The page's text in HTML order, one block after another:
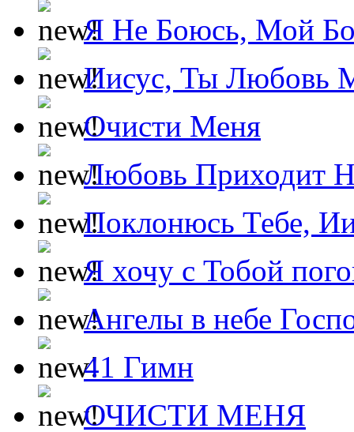
Я Не Боюсь, Мой
Иисус, Ты Любовь
Очисти Меня
Любовь Приходит
Поклонюсь Тебе,
Я хочу с Тобой
Ангелы в небе
41 Гимн
ОЧИСТИ МЕНЯ